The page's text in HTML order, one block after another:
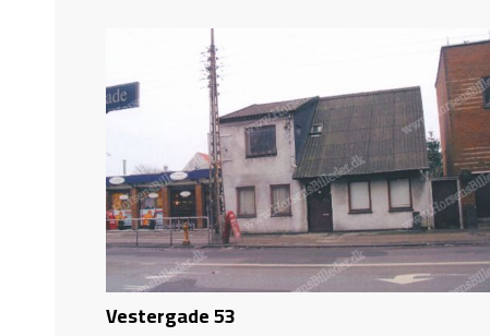
Vestergade 53